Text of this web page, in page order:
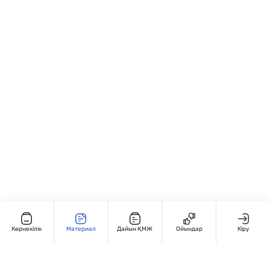
Көрнекілік Материал Дайын ҚМЖ Ойындар Кіру